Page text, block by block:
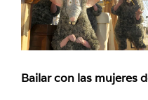
Bailar con las mujeres